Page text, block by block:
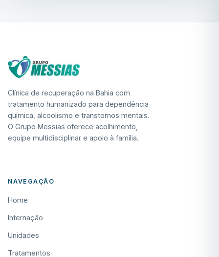
Clínica de recuperação na Bahia com
tratamento humanizado para dependência
química, alcoolismo e transtornos mentais.
O Grupo Messias oferece acolhimento,
equipe multidisciplinar e apoio à família.
NAVEGAÇÃO
Home
Internação
Unidades
Tratamentos